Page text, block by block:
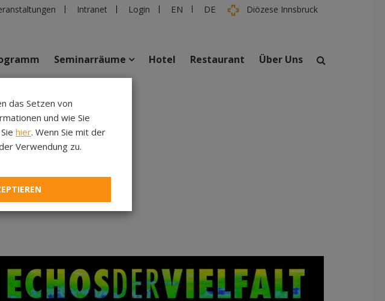
Intranet Login EN DE Diözese Innsbruck
Seminarräume Hotel Restaurant Über Uns
das Setzen von
und wie Sie
hier. Wenn Sie mit der
Verwendung zu.